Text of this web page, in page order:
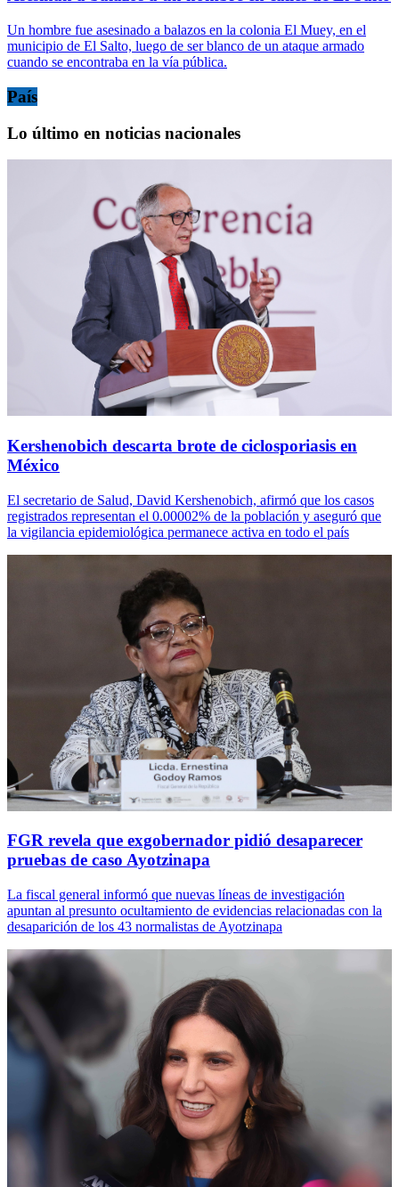
Un hombre fue asesinado a balazos en la colonia El Muey, en el
municipio de El Salto, luego de ser blanco de un ataque armado
cuando se encontraba en la vía pública.
País
Lo último en noticias nacionales
Kershenobich descarta brote de ciclosporiasis en
México
El secretario de Salud, David Kershenobich, afirmó que los casos
registrados representan el 0.00002% de la población y aseguró que
la vigilancia epidemiológica permanece activa en todo el país
FGR revela que exgobernador pidió desaparecer
pruebas de caso Ayotzinapa
La fiscal general informó que nuevas líneas de investigación
apuntan al presunto ocultamiento de evidencias relacionadas con la
desaparición de los 43 normalistas de Ayotzinapa